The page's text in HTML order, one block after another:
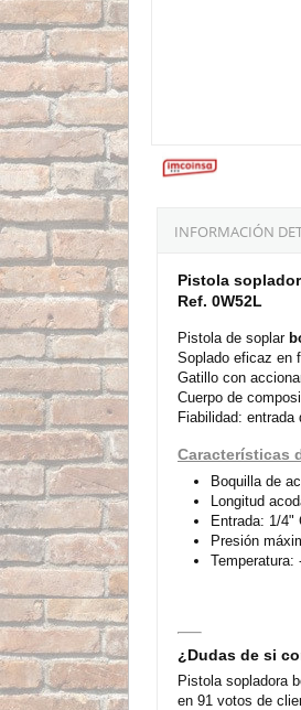
INFORMACIÓN
Pistola
Ref. 0W52L
Pistola de soplar
Soplado eficaz en
Gatillo con
Cuerpo de
Fiabilidad: entrada
Características
Boquilla de
Longitud
Entrada: 1/4"
Presión
Temperatura:
¿Dudas de si
Pistola sopladora
en 91 votos de